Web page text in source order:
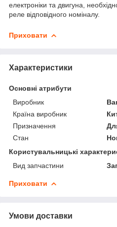
електроніки та двигуна,
реле відповідного номіналу.
Приховати
Характеристики
Основні атрибути
Виробник
Країна виробник
Призначення
Стан
Користувальницькі
Вид запчастини
Приховати
Умови доставки